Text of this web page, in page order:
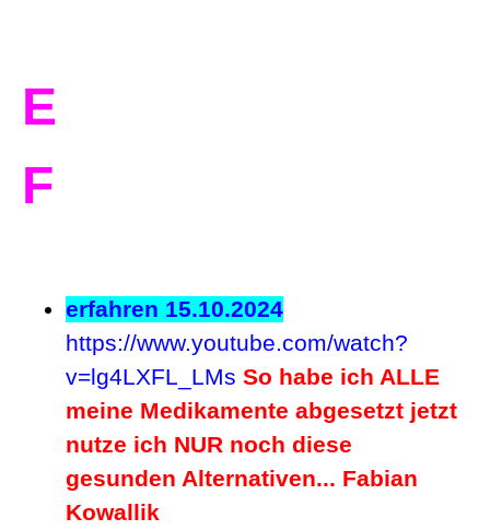
E
F
erfahren 15.10.2024
https://www.youtube.com/watch?
v=lg4LXFL_LMs So habe ich ALLE
meine Medikamente abgesetzt jetzt
nutze ich NUR noch diese
gesunden Alternativen... Fabian
Kowallik